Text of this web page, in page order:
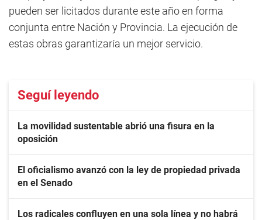
pueden ser licitados durante este año en forma
conjunta entre Nación y Provincia. La ejecución de
estas obras garantizaría un mejor servicio.
Seguí leyendo
La movilidad sustentable abrió una fisura en la
oposición
El oficialismo avanzó con la ley de propiedad privada
en el Senado
Los radicales confluyen en una sola línea y no habrá